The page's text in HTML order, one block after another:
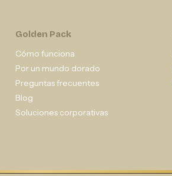
Golden Pack
Cómo funciona
Por un mundo dorado
Preguntas frecuentes
Blog
Soluciones corporativas